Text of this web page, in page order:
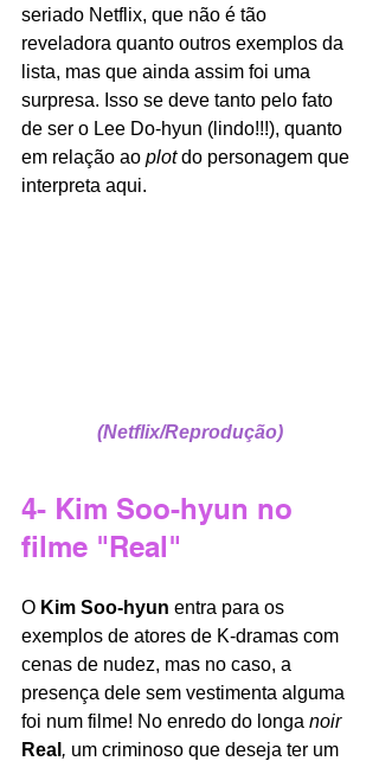
seriado Netflix, que não é tão
reveladora quanto outros exemplos da
lista, mas que ainda assim foi uma
surpresa. Isso se deve tanto pelo fato
de ser o Lee Do-hyun (lindo!!!), quanto
em relação ao plot do personagem que
interpreta aqui.
(Netflix/Reprodução)
4- Kim Soo-hyun no
filme "Real"
O Kim Soo-hyun entra para os
exemplos de atores de K-dramas com
cenas de nudez, mas no caso, a
presença dele sem vestimenta alguma
foi num filme! No enredo do longa noir
Real , um criminoso que deseja ter um